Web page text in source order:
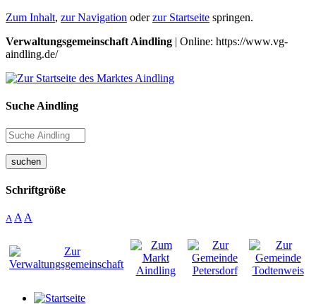
Zum Inhalt, zur Navigation oderzur Startseite springen.
Verwaltungsgemeinschaft Aindling | Online: https://www.vg-
aindling.de/
Suche Aindling
suchen
Schriftgröße
A A A